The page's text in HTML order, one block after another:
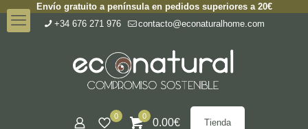
Envío gratuito a península en pedidos superiores a 20€
+34 676 271 976
contacto@econaturalhome.com
0 0
0.00€ Tienda